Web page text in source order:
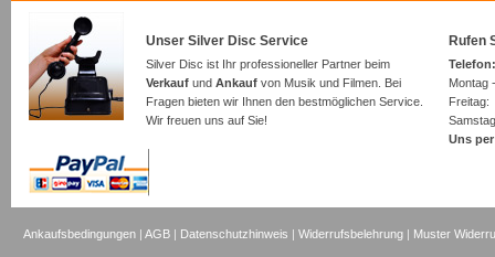
Unser Silver Disc Service
Silver Disc ist Ihr professioneller Partner beim
Verkauf und Ankauf von Musik und Filmen. Bei
Fragen bieten wir Ihnen den bestmöglichen Service.
Wir freuen uns auf Sie!
Rufen
Montag
Uns
Ankaufsbedingungen |AGB | Datenschutzhinweis |Widerrufsbelehrung | Muster